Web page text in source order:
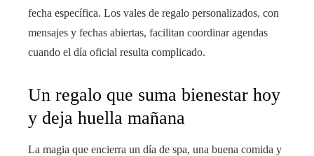
fecha específica. Los vales de regalo personalizados, con
mensajes y fechas abiertas, facilitan coordinar agendas
cuando el día oficial resulta complicado.
Un regalo que suma bienestar hoy
y deja huella mañana
La magia que encierra un día de spa, una buena comida y